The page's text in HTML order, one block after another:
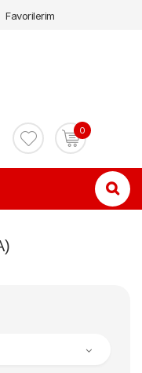
Favorilerim
0